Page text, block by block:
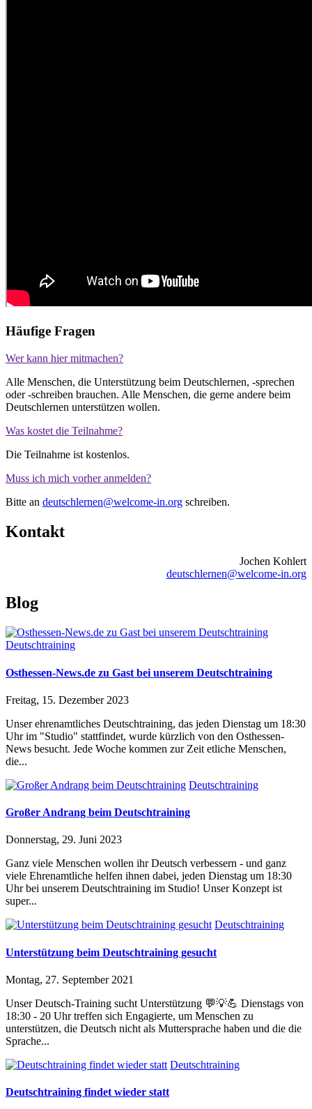
Häufige Fragen
Wer kann hier mitmachen?
Alle Menschen, die Unterstützung beim Deutschlernen, -sprechen
oder -schreiben brauchen. Alle Menschen, die gerne andere beim
Deutschlernen unterstützen wollen.
Was kostet die Teilnahme?
Die Teilnahme ist kostenlos.
Muss ich mich vorher anmelden?
Bitte an deutschlernen@welcome-in.org schreiben.
Kontakt
Jochen Kohlert
deutschlernen@welcome-in.org
Blog
Deutschtraining
Osthessen-News.de zu Gast bei unserem Deutschtraining
Freitag, 15. Dezember 2023
Unser ehrenamtliches Deutschtraining, das jeden Dienstag um 18:30
Uhr im "Studio" stattfindet, wurde kürzlich von den Osthessen-
News besucht. Jede Woche kommen zur Zeit etliche Menschen,
die...
Deutschtraining
Großer Andrang beim Deutschtraining
Donnerstag, 29. Juni 2023
Ganz viele Menschen wollen ihr Deutsch verbessern - und ganz
viele Ehrenamtliche helfen ihnen dabei, jeden Dienstag um 18:30
Uhr bei unserem Deutschtraining im Studio! Unser Konzept ist
super...
Deutschtraining
Unterstützung beim Deutschtraining gesucht
Montag, 27. September 2021
Unser Deutsch-Training sucht Unterstützung 💬💡💪 Dienstags von
18:30 - 20 Uhr treffen sich Engagierte, um Menschen zu
unterstützen, die Deutsch nicht als Muttersprache haben und die die
Sprache...
Deutschtraining
Deutschtraining findet wieder statt